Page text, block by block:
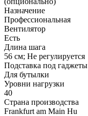
Назначение
Профессиональная
Вентилятор
Есть
Длина шага
56 см; Не регулируется
Подставка под гаджеты
Для бутылки
Уровни нагрузки
40
Страна производства
Frankfurt am Main Hu